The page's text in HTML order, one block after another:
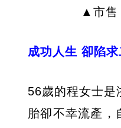
▲市售
成功人生 卻陷
56歲的程女士是
胎卻不幸流產，